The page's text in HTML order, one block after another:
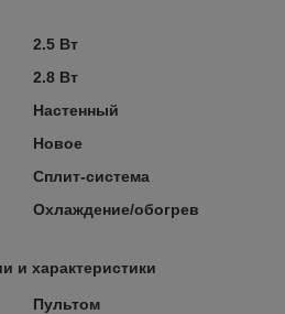
2.5 Вт
2.8 Вт
Настенный
Новое
Сплит-система
Охлаждение/обогрев
и характеристики
Пультом